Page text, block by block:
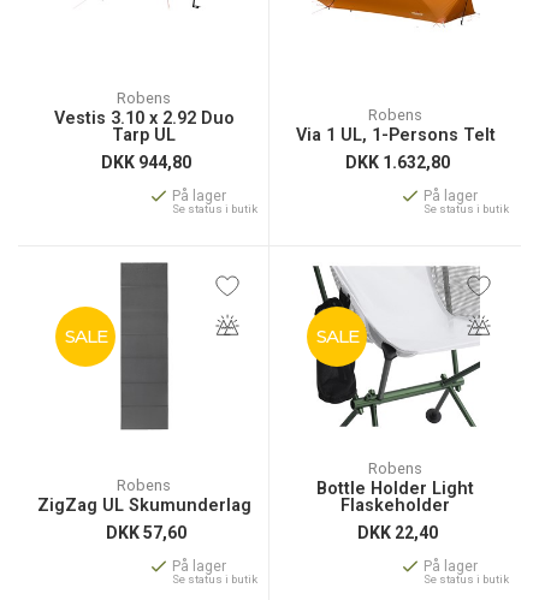
Robens
Vestis 3.10 x 2.92 Duo
Tarp UL
DKK 944,80
På lager
Se status i butik
Robens
Via 1 UL, 1-Persons Telt
DKK 1.632,80
På lager
Se status i butik
SALE
Robens
ZigZag UL Skumunderlag
DKK57,60
På lager
Se status i butik
SALE
Robens
Bottle Holder Light
Flaskeholder
DKK 22,40
På lager
Se status i butik